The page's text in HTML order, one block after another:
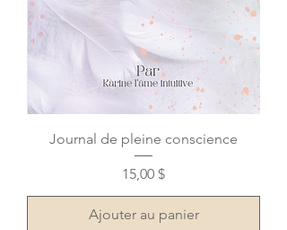
Journal de pleine conscience
Prix
15,00 $
Ajouter au panier